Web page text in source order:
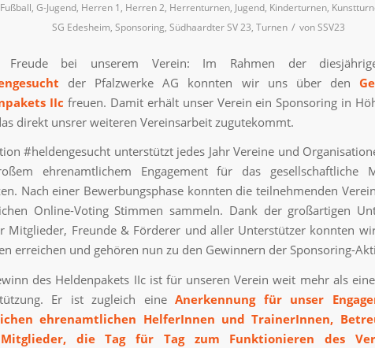
Fußball, G-Jugend, Herren 1 , Herren 2, Herrenturnen, Jugend, Kinderturnen,
SG Edesheim, Sponsoring, Südhaardter SV 23, Turnen / vonSSV23
Freude bei unserem Verein: Im Rahmen der
der Pfalzwerke AG konnten wir uns über den
IIc freuen. Damit erhält unser Verein ein Sponsoring in
direkt unsrer weiteren Vereinsarbeit zugutekommt.
#heldengesucht unterstützt jedes Jahr Vereine und
ehrenamtlichem Engagement für das gesellschaftliche
Nach einer Bewerbungsphase konnten die teilnehmenden
Online-Voting Stimmen sammeln. Dank der großartigen
Mitglieder, Freunde & Förderer und aller Unterstützer konnten
erreichen und gehören nun zu den Gewinnern der Sponsoring-
des Heldenpakets IIc ist für unseren Verein weit mehr als
Er ist zugleich eineAnerkennung für unser
ehrenamtlichen HelferInnen und TrainerInnen,
die Tag für Tag zum Funktionieren des